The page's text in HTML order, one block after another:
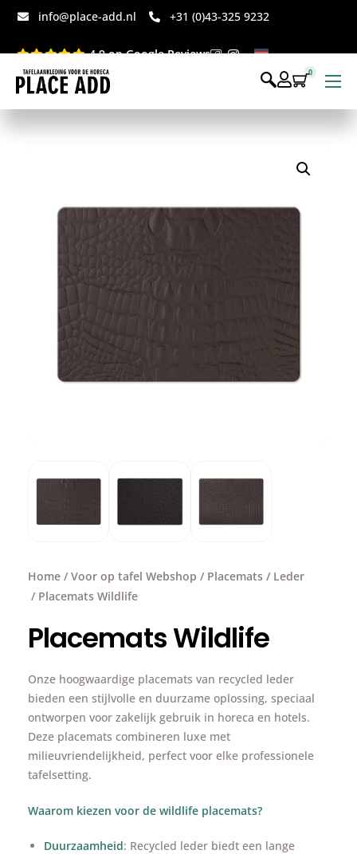
info@place-add.nl +31 (0)43-325 9232
4.9 op Google Reviews
Menukaarten
Voor op tafel webshop
0
Home / Voor op tafel Webshop / Placemats / Leder
/ Placemats Wildlife
Placemats Wildlife
Onze hoogwaardige placemats van recycled leder
bieden een stijlvolle en duurzame oplossing, speciaal
ontworpen voor zakelijk gebruik in horeca en hotels.
Deze placemats combineren luxe met
milieuvriendelijkheid, perfect voor elke professionele
tafelsetting.
Waarom kiezen voor de wildlife placemats?
Duurzaamheid: Recycled leder biedt een lange